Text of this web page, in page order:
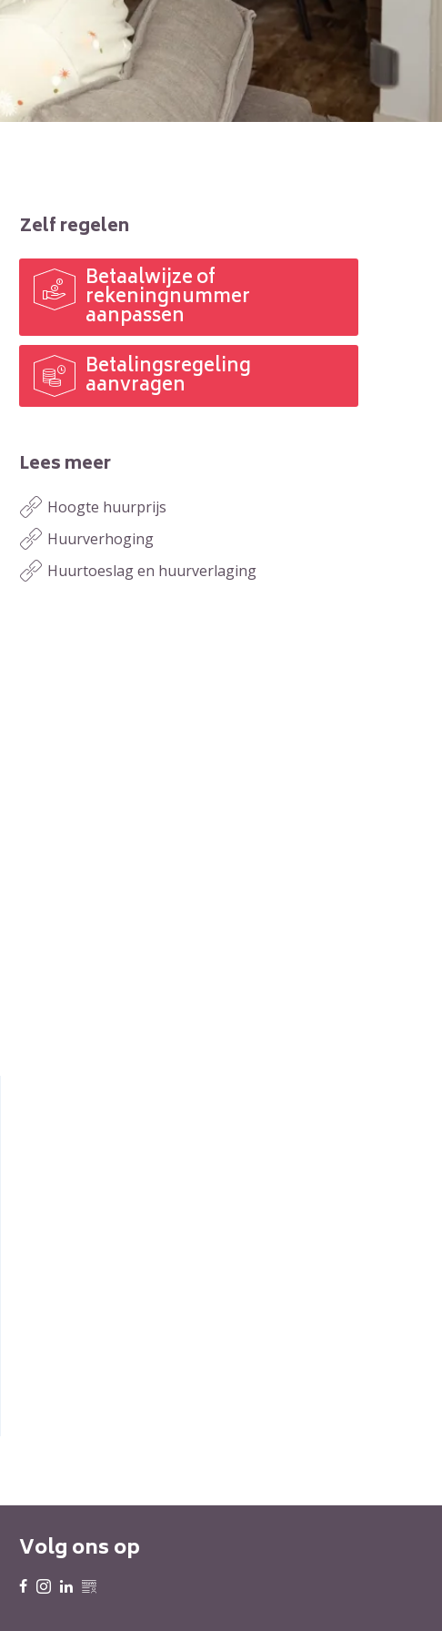
Zelf regelen
 Betaalwijze of
rekeningnummer
aanpassen
 Betalingsregeling
aanvragen
Lees meer
Hoogte huurprijs
Huurverhoging
Huurtoeslag en huurverlaging
Volg ons op